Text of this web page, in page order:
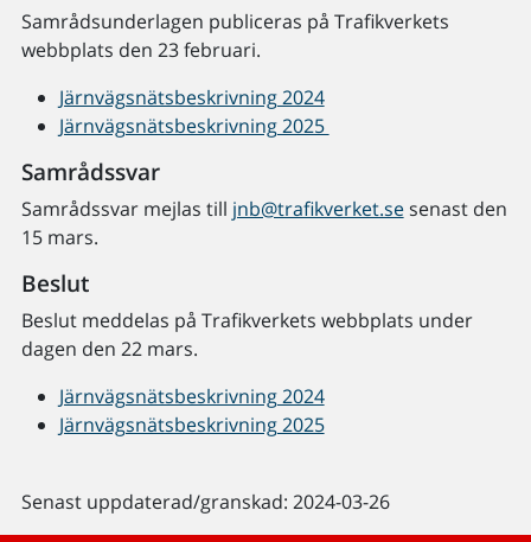
Samrådsunderlagen publiceras på Trafikverkets
webbplats den 23 februari.
Järnvägsnätsbeskrivning 2024
Järnvägsnätsbeskrivning 2025
Samrådssvar
Samrådssvar mejlas till jnb@trafikverket.sesenast den
15 mars.
Beslut
Beslut meddelas på Trafikverkets webbplats under
dagen den 22 mars.
Järnvägsnätsbeskrivning 2024
Järnvägsnätsbeskrivning 2025
Senast uppdaterad/granskad: 2024-03-26